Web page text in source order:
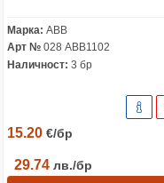
Марка: ABB
Арт № 028 ABB1102
Наличност: 3 бр
15.20 €/бр
29.74 лв./бр